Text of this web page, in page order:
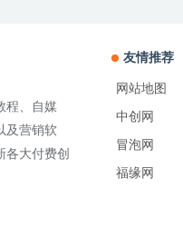
程、自媒
及营销软
各大付费创
友情推荐
网站地图
中创网
冒泡网
福缘网